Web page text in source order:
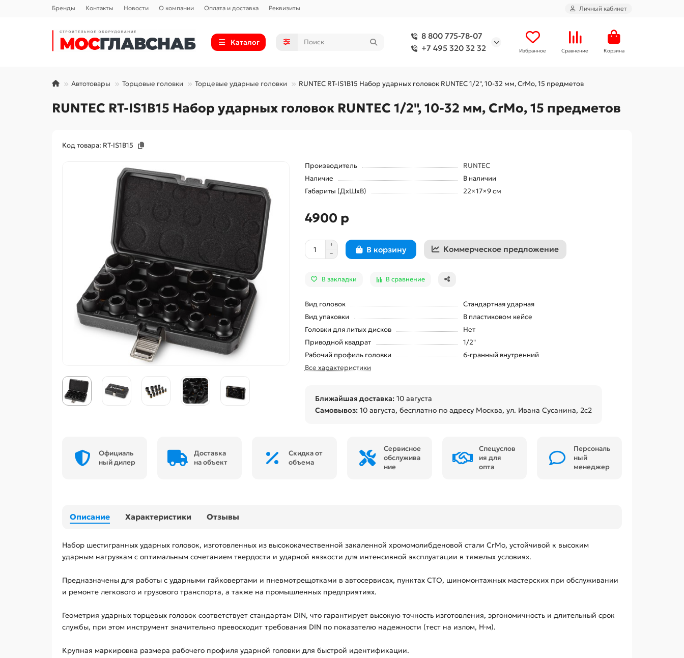
Бренды Контакты Новости О компании Оплата и доставка Реквизиты Личный кабинет
Каталог
8 800 775-78-07
+7 495 320 32 32
Избранное Сравнение Корзина
Автотовары Торцовые головки Торцевые ударные головки RUNTEC RT-IS1B15 Набор ударных головок RUNTEC 1/2", 10-32 мм, CrMo, 15 предметов
RUNTEC RT-IS1B15 Набор ударных головок RUNTEC 1/2", 10-32 мм, CrMo, 15 предметов
Код товара: RT-IS1B15
Производитель
RUNTEC
Наличие
В наличии
Габариты (ДхШхВ)
22×17×9 см
4900 р
В корзину Коммерческое предложение
В закладки В сравнение
Вид головок
Стандартная ударная
Вид упаковки
В пластиковом кейсе
Головки для литых дисков
Нет
Приводной квадрат
1/2"
Рабочий профиль головки
6-гранный внутренний
Все характеристики
Ближайшая доставка: 10 августа
Самовывоз: 10 августа, бесплатно по адресу Москва, ул. Ивана Сусанина, 2с2
Официаль
ный дилер
Доставка
на объект
Скидка от
объема
Сервисное
обслужива
ние
Спецуслов
ия для
опта
Персональ
ный
менеджер
Описание Характеристики Отзывы
Набор шестигранных ударных головок, изготовленных из высококачественной закаленной хромомолибденовой стали CrMo, устойчивой к высоким
ударным нагрузкам с оптимальным сочетанием твердости и ударной вязкости для интенсивной эксплуатации в тяжелых условиях.
Предназначены для работы с ударными гайковертами и пневмотрещотками в автосервисах, пунктах СТО, шиномонтажных мастерских при обслуживании
и ремонте легкового и грузового транспорта, а также на промышленных предприятиях.
Геометрия ударных торцевых головок соответствует стандартам DIN, что гарантирует высокую точность изготовления, эргономичность и длительный срок
службы, при этом инструмент значительно превосходит требования DIN по показателю надежности (тест на излом, Н·м).
Крупная маркировка размера рабочего профиля ударной головки для быстрой идентификации.